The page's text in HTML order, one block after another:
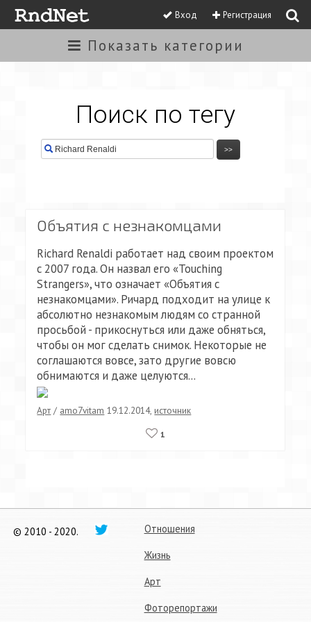
Вход Регистрация
Показать категории
Поиск по тегу
Объятия с незнакомцами
Richard Renaldi работает над своим проектом
с 2007 года. Он назвал его «Touching
Strangers», что означает «Объятия с
незнакомцами». Ричард подходит на улице к
абсолютно незнакомым людям со странной
просьбой - прикоснуться или даже обняться,
чтобы он мог сделать снимок. Некоторые не
соглашаются вовсе, зато другие вовсю
обнимаются и даже целуются...
Арт / amo7vitam 19.12.2014, источник
1
© 2010 - 2020.
Отношения
Жизнь
Арт
Фоторепортажи